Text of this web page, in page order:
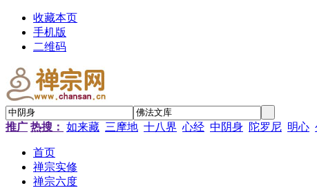
收藏本页
手机版
二维码
推广 热搜： 如来藏 三摩地 十八界 心经 中阴身 陀罗尼 明心
首页
禅宗实修
禅宗六度